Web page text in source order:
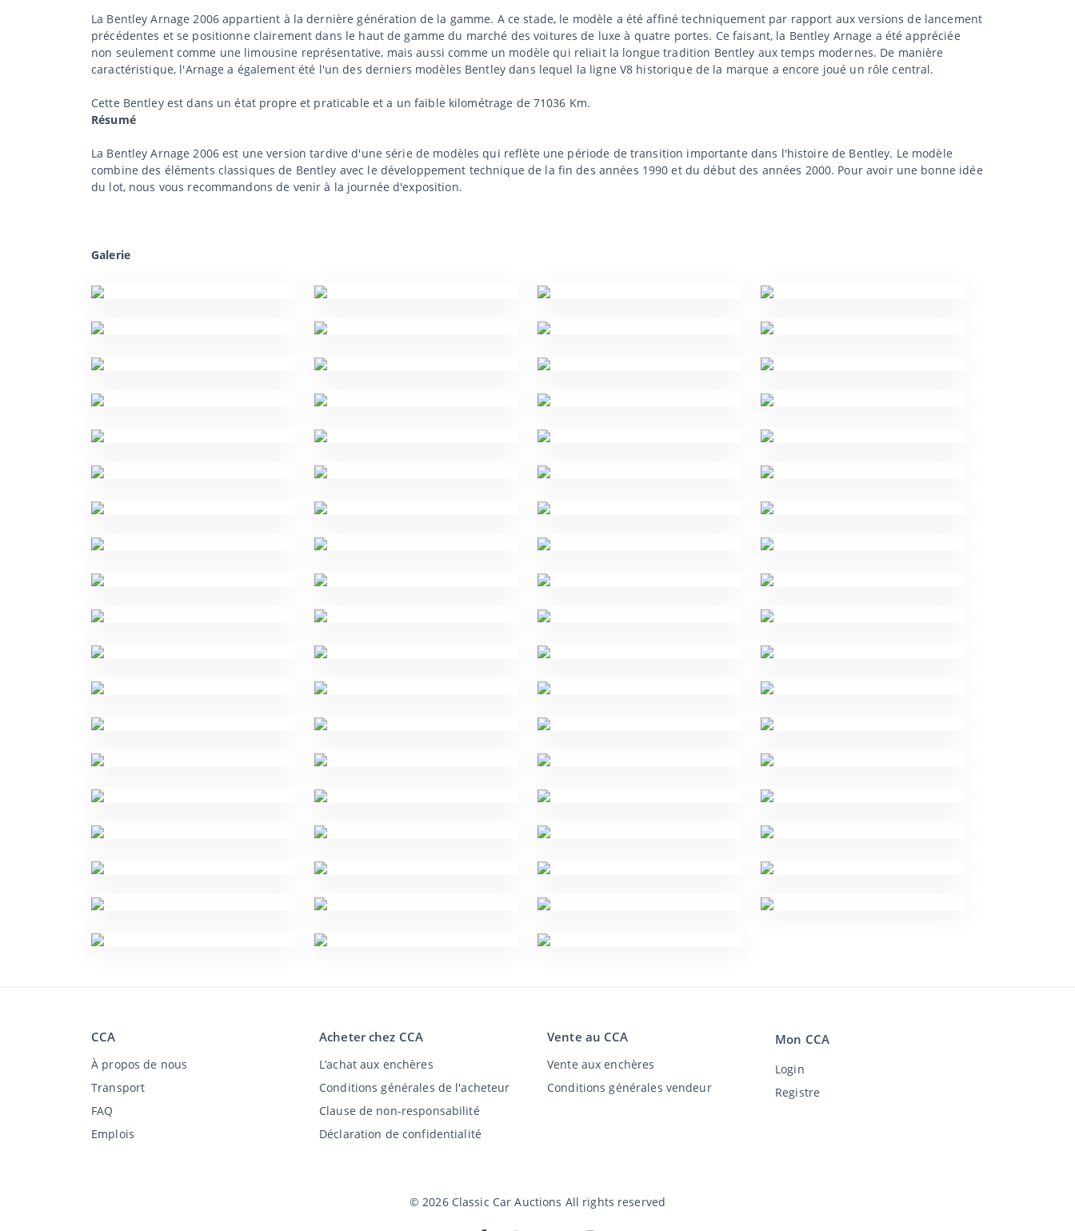
La Bentley Arnage 2006 appartient à la dernière génération de la gamme. A ce stade, le modèle a été affiné techniquement par rapport aux versions de lancement
précédentes et se positionne clairement dans le haut de gamme du marché des voitures de luxe à quatre portes. Ce faisant, la Bentley Arnage a été appréciée
non seulement comme une limousine représentative, mais aussi comme un modèle qui reliait la longue tradition Bentley aux temps modernes. De manière
caractéristique, l'Arnage a également été l'un des derniers modèles Bentley dans lequel la ligne V8 historique de la marque a encore joué un rôle central.
Cette Bentley est dans un état propre et praticable et a un faible kilométrage de 71036 Km.
Résumé
La Bentley Arnage 2006 est une version tardive d'une série de modèles qui reflète une période de transition importante dans l'histoire de Bentley. Le modèle
combine des éléments classiques de Bentley avec le développement technique de la fin des années 1990 et du début des années 2000. Pour avoir une bonne idée
du lot, nous vous recommandons de venir à la journée d'exposition.
Galerie
CCA
À propos de nous
Transport
FAQ
Emplois
Acheter chez CCA
L’achat aux enchères
Conditions générales de l'acheteur
Clause de non-responsabilité
Déclaration de confidentialité
Vente au CCA
Vente aux enchères
Conditions générales vendeur
Mon CCA
Login
Registre
© 2026 Classic Car Auctions All rights reserved